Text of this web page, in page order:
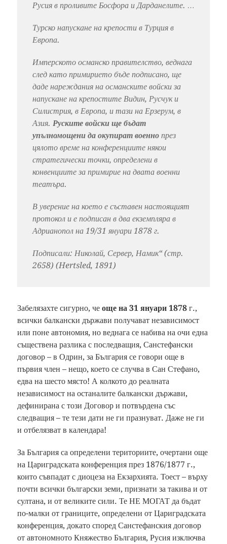
Русия в проливите Босфора и Дарданелите. …
Турско напускане на крепости в Турция в
Европа.
Имперското османско правителство, веднага
след като примирието бъде подписано, ще
даде нареждания на османските войски за
напускане на крепостите Видин, Русчук и
Силистрия, в Европа, и тази на Ерзерум, в
Азия. Руските войски ще бъдат
упълномощени да окупират военнопрез
цялото време на конференциите някои
стратегически точки, определени в
конвенциите за примирие на двата военни
театъра.
В уверение на което е съставен настоящият
протокол и е подписан в два екземпляра в
Адрианопол на 19/31 януари 1878 г.
Подписали: Николай, Сервер, Намик“ (стр.
2658) (Hertsled, 1891)
Забелязахте сигурно, че още на 31 януари 1878г.,
всички балкански държави получават независимост
или поне автономия, но веднага се набива на очи една
съществена разлика с последващия, Санстефански
договор – в Одрин, за България се говори още в
първия член – нещо, което се случва в Сан Стефано,
едва на шесто място! А колкото до реалната
независимост на останалите балкански държави,
дефинирана с този Договор и потвърдена със
следващия – те тези дати не ги празнуват. Даже не ги
и отбелязват в календара!
За България са определени териториите, очертани още
на Цариградската конференция през 1876/1877 г.,
които съвпадат с диоцеза на Екзархията. Тоест – върху
почти всички български земи, признати за такива и от
султана, и от великите сили. Те НЕ МОГАТ да бъдат
по-малки от границите, определени от Цариградската
конференция, докато според Санстефанския договор
от автономното Княжество България, Русия изключва